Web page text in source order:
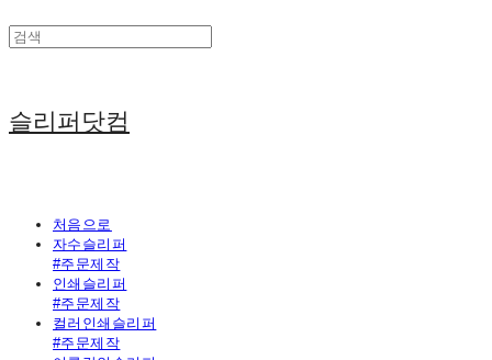
슬리퍼닷컴
처음으로
자수슬리퍼
#주문제작
인쇄슬리퍼
#주문제작
컬러인쇄슬리퍼
#주문제작